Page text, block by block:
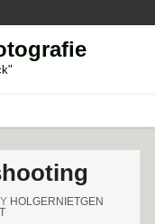
HOLGERNIETGEN
ON